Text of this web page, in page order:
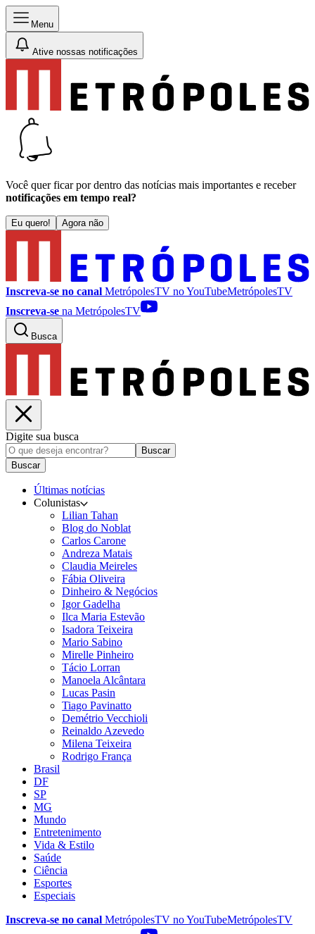
Menu
Ative nossas notificações
Você quer ficar por dentro das notícias mais importantes e receber
notificações em tempo real?
Eu quero! Agora não
Inscreva-se no canal MetrópolesTV noYouTubeMetrópolesTV
Inscreva-se na MetrópolesTV
Busca
Digite sua busca
Buscar
Buscar
Últimas notícias
Colunistas
Lilian Tahan
Blog do Noblat
Carlos Carone
Andreza Matais
Claudia Meireles
Fábia Oliveira
Dinheiro & Negócios
Igor Gadelha
Ilca Maria Estevão
Isadora Teixeira
Mario Sabino
Mirelle Pinheiro
Tácio Lorran
Manoela Alcântara
Lucas Pasin
Tiago Pavinatto
Demétrio Vecchioli
Reinaldo Azevedo
Milena Teixeira
Rodrigo França
Brasil
DF
SP
MG
Mundo
Entretenimento
Vida & Estilo
Saúde
Ciência
Esportes
Especiais
Inscreva-se no canal MetrópolesTV noYouTubeMetrópolesTV